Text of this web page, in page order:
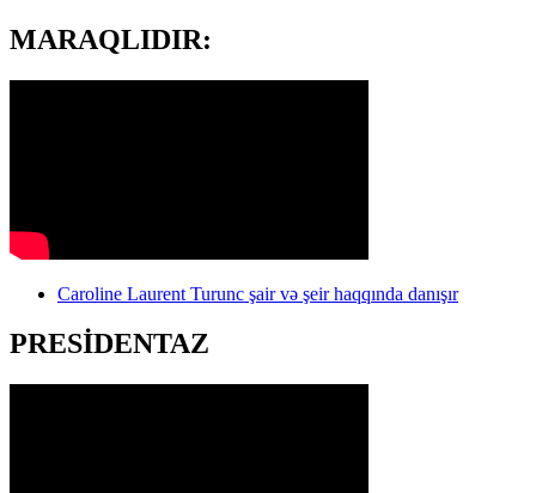
MARAQLIDIR:
Caroline Laurent Turunc şair və şeir haqqında danışır
PRESİDENTAZ